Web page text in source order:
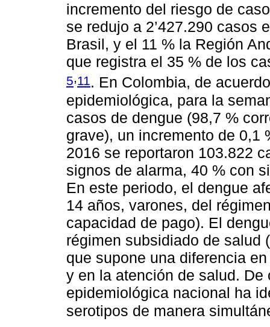
incremento del riesgo de
se redujo a 2’427.290 casos
Brasil, y el 11 % la Región
que registra el 35 % de los
5,11 . En Colombia, de
epidemiológica, para la
casos de dengue (98,7 %
grave), un incremento de 0,1
2016 se reportaron 103.822
signos de alarma, 40 % con
En este periodo, el dengue
14 años, varones, del
capacidad de pago). El
régimen subsidiado de salud
que supone una diferencia
y en la atención de salud.
epidemiológica nacional ha
serotipos de manera